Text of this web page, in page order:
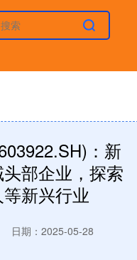
：新
部企业，探索
新兴行业
日期：2025-05-28